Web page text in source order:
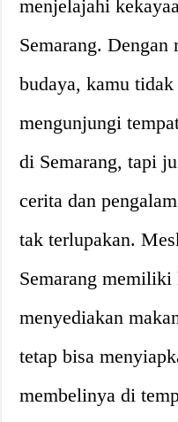
menjelajahi
Semarang. Dengan
budaya, kamu
mengunjungi
di Semarang, tapi
cerita dan
tak terlupakan.
Semarang
menyediakan
tetap bisa
membelinya di